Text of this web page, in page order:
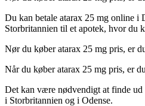
Du kan betale atarax 25 mg online i
Storbritannien til et apotek, hvor du
Nør du køber atarax 25 mg pris, er
Når du køber atarax 25 mg pris, er
Det kan være nødvendigt at finde ud
i Storbritannien og i Odense.